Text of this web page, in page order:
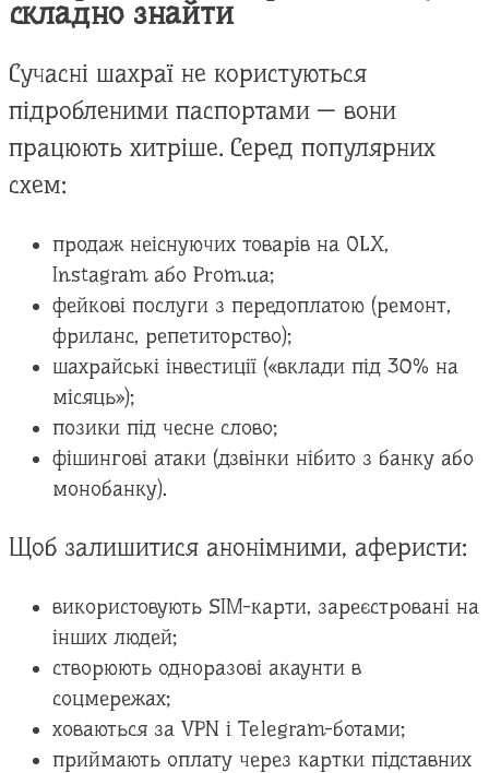
складно знайти
Сучасні шахраї не користуються
підробленими паспортами — вони
працюють хитріше. Серед популярних
схем:
продаж неіснуючих товарів на OLX,
Instagram або Prom.ua;
фейкові послуги з передоплатою (ремонт,
фриланс, репетиторство);
шахрайські інвестиції («вклади під 30% на
місяць»);
позики під чесне слово;
фішингові атаки (дзвінки нібито з банку або
монобанку).
Щоб залишитися анонімними, аферисти:
використовують SIM-карти, зареєстровані на
інших людей;
створюють одноразові акаунти в
соцмережах;
ховаються за VPN і Telegram-ботами;
приймають оплату через картки підставних